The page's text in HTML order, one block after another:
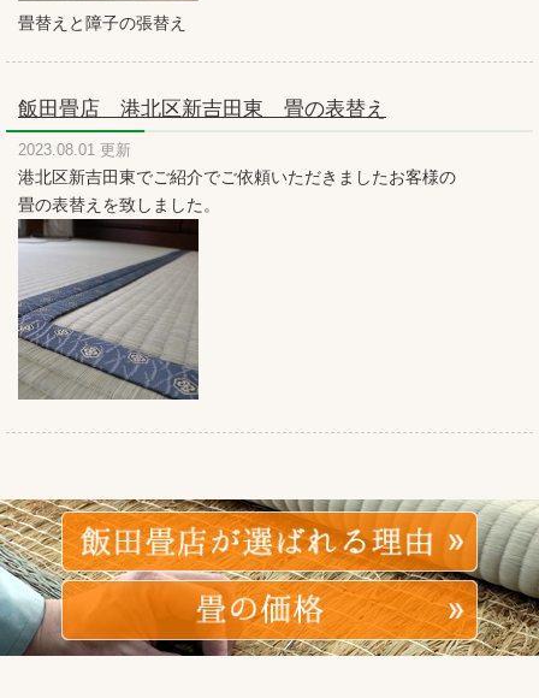
畳替えと障子の張替え
飯田畳店 港北区新吉田東 畳の表替え
2023.08.01 更新
港北区新吉田東でご紹介でご依頼いただきましたお客様の
畳の表替えを致しました。